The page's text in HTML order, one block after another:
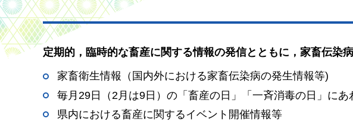
定期的，臨時的な畜産に関する情報の発信とともに，家畜伝染
家畜衛生情報（国内外における家畜伝染病の発生情報等)
毎月29日（2月は9日）の「畜産の日」「一斉消毒の日」にあ
県内における畜産に関するイベント開催情報等